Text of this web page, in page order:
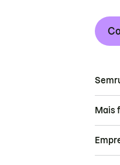
Mais